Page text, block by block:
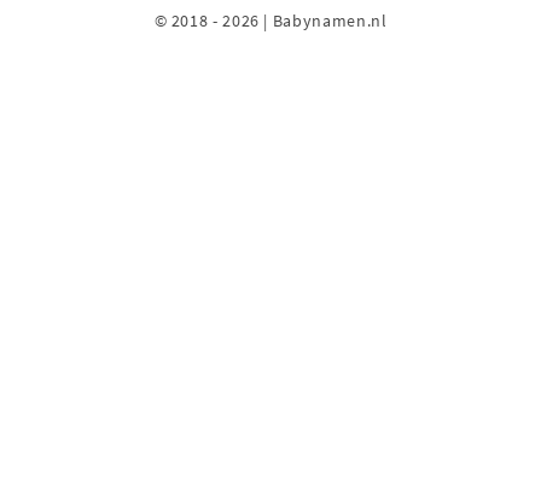
© 2018 - 2026 | Babynamen.nl